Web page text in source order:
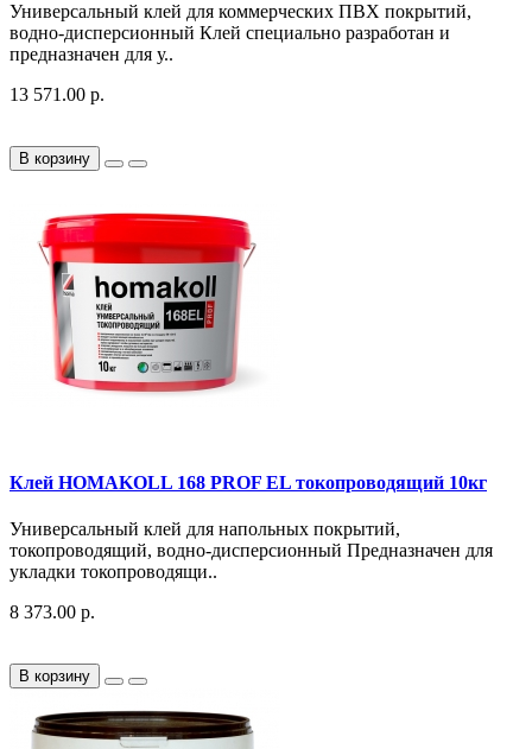
Универсальный клей для коммерческих ПВХ покрытий,
водно-дисперсионный Клей специально разработан и
предназначен для у..
13 571.00 р.
В корзину
Клей HOMAKOLL 168 PROF EL токопроводящий 10кг
Универсальный клей для напольных покрытий,
токопроводящий, водно-дисперсионный Предназначен для
укладки токопроводящи..
8 373.00 р.
В корзину